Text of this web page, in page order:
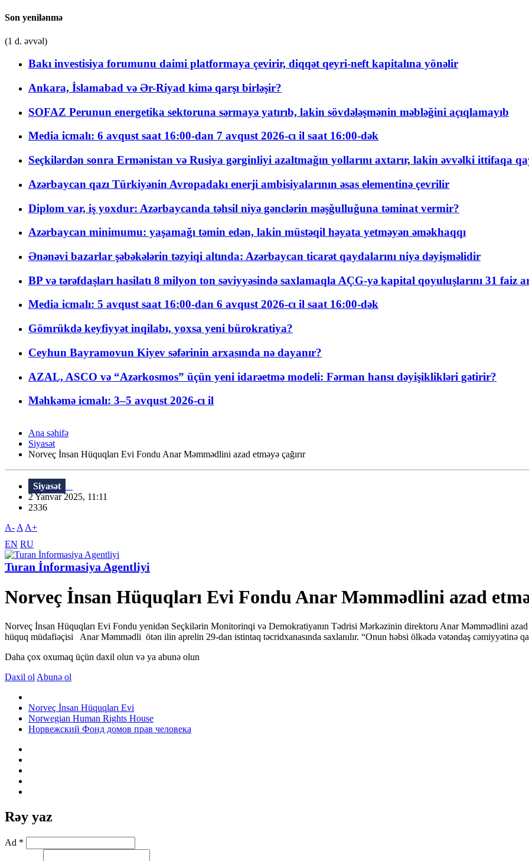
Son yenilənmə
(1 d. əvvəl)
Bakı investisiya forumunu daimi platformaya çevirir, diqqət qeyri-neft kapitalına yönəlir
Ankara, İslamabad və Ər-Riyad kimə qarşı birləşir?
SOFAZ Perunun energetika sektoruna sərmayə yatırıb, lakin sövdələşmənin məbləğini açıqlamayıb
Media icmalı: 6 avqust saat 16:00-dan 7 avqust 2026-cı il saat 16:00-dək
Seçkilərdən sonra Ermənistan və Rusiya gərginliyi azaltmağın yollarını axtarır, lakin əvvəlki ittifaqa
Azərbaycan qazı Türkiyənin Avropadakı enerji ambisiyalarının əsas elementinə çevrilir
Diplom var, iş yoxdur: Azərbaycanda təhsil niyə gənclərin məşğulluğuna təminat vermir?
Azərbaycan minimumu: yaşamağı təmin edən, lakin müstəqil həyata yetməyən əməkhaqqı
Ənənəvi bazarlar şəbəkələrin təzyiqi altında: Azərbaycan ticarət qaydalarını niyə dəyişməlidir
BP və tərəfdaşları hasilatı 8 milyon ton səviyyəsində saxlamaqla AÇG-yə kapital qoyuluşlarını 31 faiz
Media icmalı: 5 avqust saat 16:00-dan 6 avqust 2026-cı il saat 16:00-dək
Gömrükdə keyfiyyət inqilabı, yoxsa yeni bürokratiya?
Ceyhun Bayramovun Kiyev səfərinin arxasında nə dayanır?
AZAL, ASCO və “Azərkosmos” üçün yeni idarəetmə modeli: Fərman hansı dəyişiklikləri gətirir?
Məhkəmə icmalı: 3–5 avqust 2026-cı il
Ana səhifə
Siyasət
Norveç İnsan Hüquqları Evi Fondu Anar Məmmədlini azad etməyə çağırır
Siyasət
2 Yanvar 2025, 11:11
2336
A- A A+
EN RU
Turan İnformasiya Agentliyi
Norveç İnsan Hüquqları Evi Fondu Anar Məmmədlini azad
Norveç İnsan Hüquqları Evi Fondu yenidən Seçkilərin Monitorinqi və Demokratiyanın Tədrisi Mərkəzinin direktoru Anar Məmmədlini azad
hüquq müdafiəçisi Anar Məmmədli ötən ilin aprelin 29-dan istintaq təcridxanasında saxlanılır. “Onun həbsi ölkədə vətəndaş cəmiyyətinə
Daha çox oxumaq üçün daxil olun və ya abunə olun
Daxil ol Abunə ol
Norveç İnsan Hüquqları Evi
Norwegian Human Rights House
Норвежский Фонд домов прав человека
Rəy yaz
Ad *